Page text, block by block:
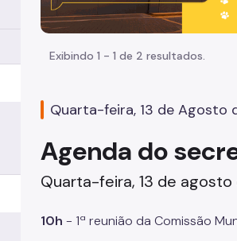
Exibindo 1 - 1 de 2 resultados.
Quarta-feira, 13 de Agosto
Agenda do
Quarta-feira, 13 de agosto
10h - 1ª reunião da Comissão